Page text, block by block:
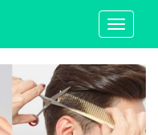
Toggle